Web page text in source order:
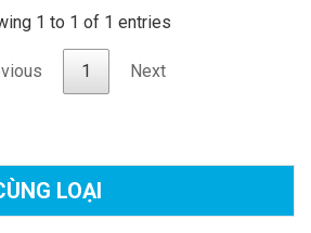
1 to 1 of 1 entries
1 Next
LOẠI